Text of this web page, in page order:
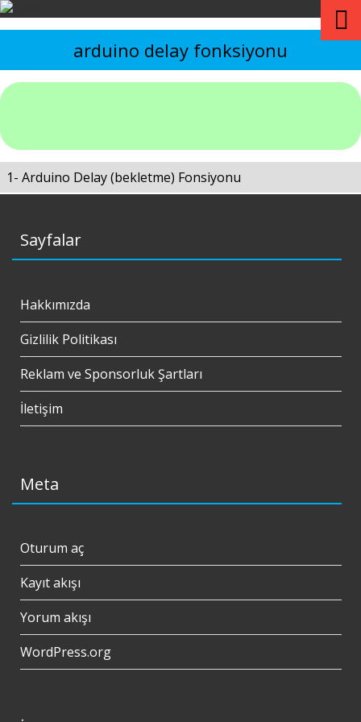
arduino delay fonksiyonu
1- Arduino Delay (bekletme) Fonsiyonu
Sayfalar
Hakkımızda
Gizlilik Politikası
Reklam ve Sponsorluk Şartları
İletişim
Meta
Oturum aç
Kayıt akışı
Yorum akışı
WordPress.org